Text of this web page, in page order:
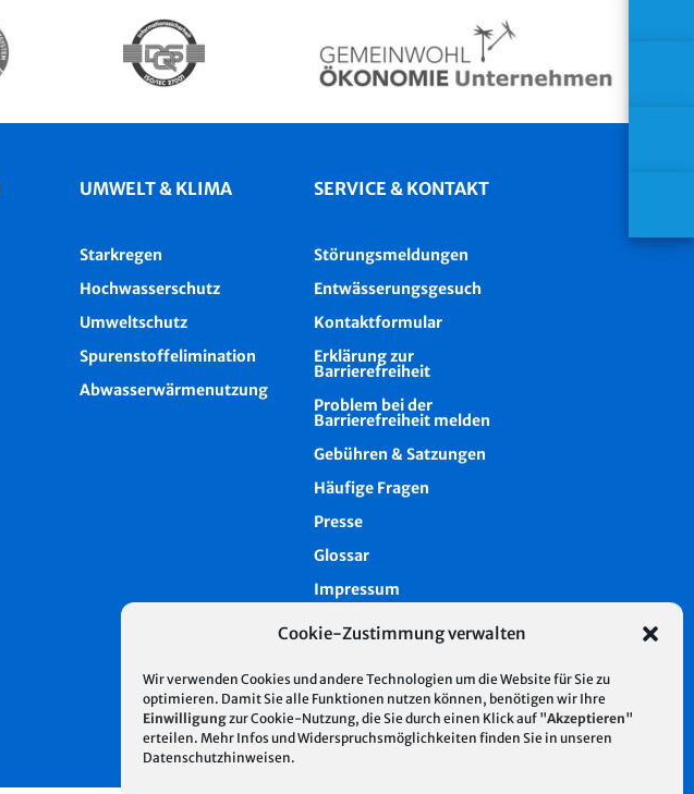
Cookie-Zustimmung verwalten
Wir verwenden Cookies und andere Technologien um die Website für Sie zu
optimieren. Damit Sie alle Funktionen nutzen können, benötigen wir Ihre
Einwilligungzur Cookie-Nutzung, die Sie durch einen Klick auf "Akzeptieren"
erteilen. Mehr Infos und Widerspruchsmöglichkeiten finden Sie in unseren
Datenschutzhinweisen.
UMWELT & KLIMA
Starkregen
Hochwasserschutz
Umweltschutz
Spurenstoffelimination
Abwasserwärmenutzung
SERVICE & KONTAKT
Störungsmeldungen
Entwässerungsgesuch
Kontaktformular
Erklärung zur
Barrierefreiheit
Problem bei der
Barrierefreiheit melden
Gebühren & Satzungen
Häufige Fragen
Presse
Glossar
Impressum
Datenschutz
Intern